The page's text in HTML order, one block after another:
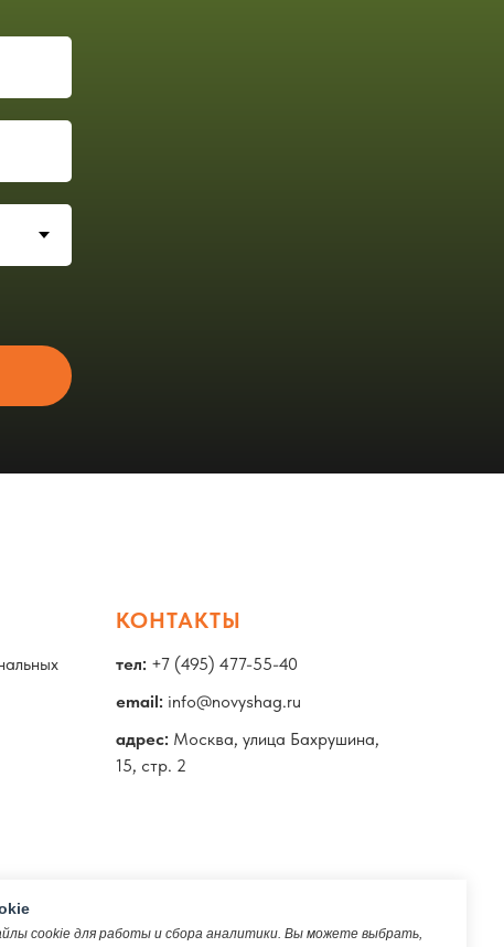
cookie для работы и сбора аналитики. Вы можете выбрать,
КОНТАКТЫ
тел: +7 (495) 477-55-40
email: info@novyshag.ru
адрес: Москва, улица Бахрушина,
15, стр. 2